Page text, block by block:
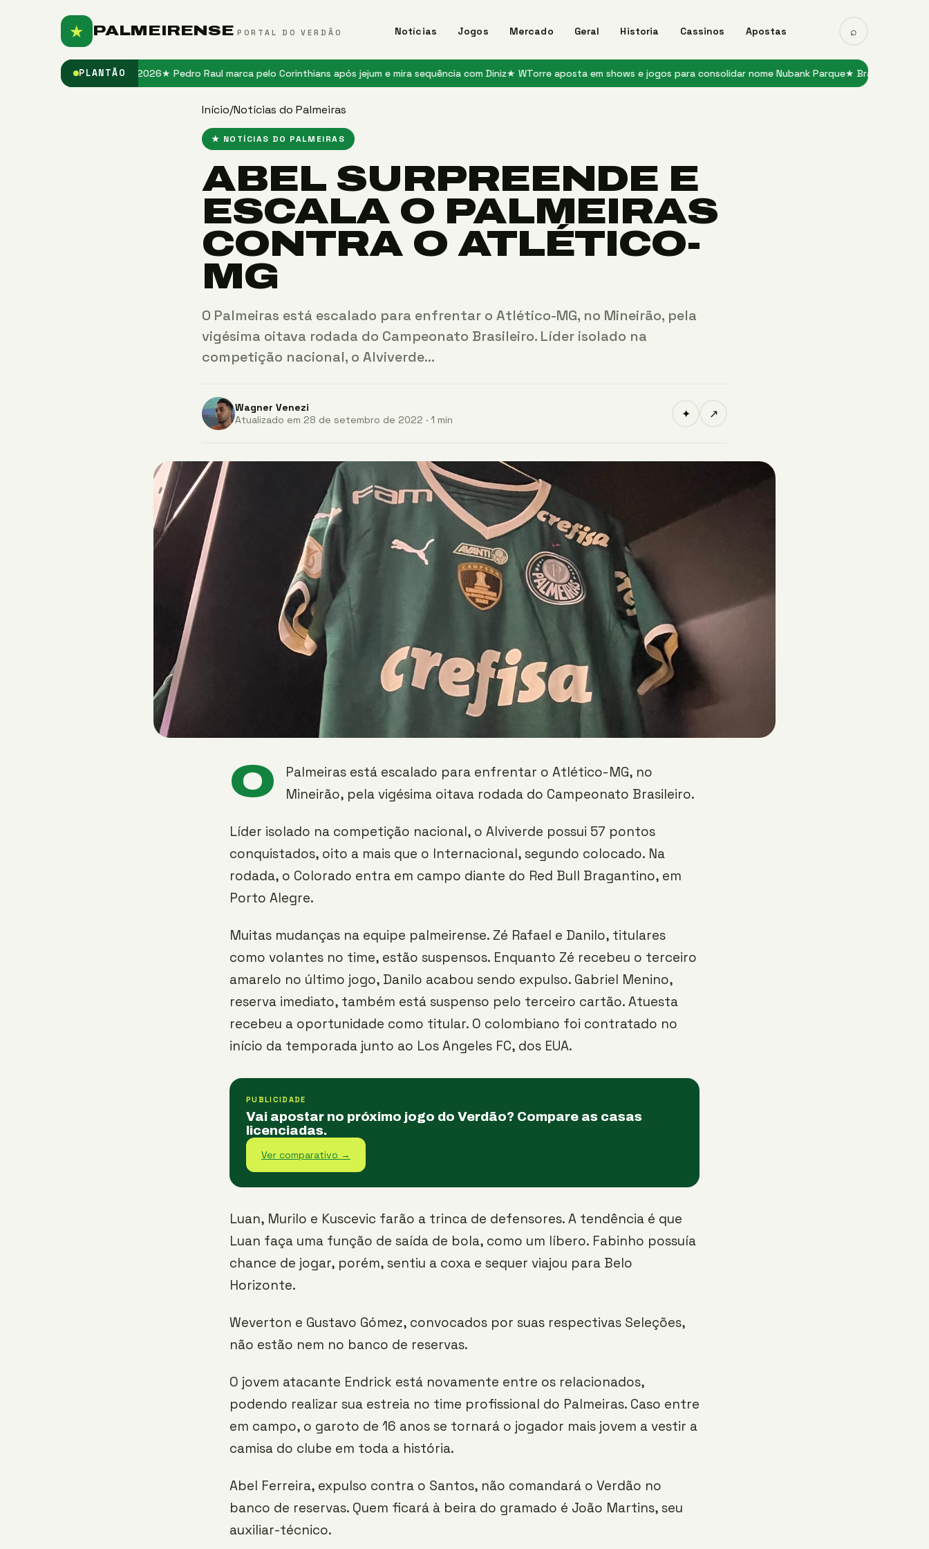
★ PALMEIRENSE PORTAL DO VERDÃO Notícias Jogos Mercado Geral Historia Cassinos Apostas ⌕
PLANTÃO
no Santos em 2026★ Pedro Raul marca pelo Corinthians após jejum e mira sequência com Diniz ★ WTorre aposta em shows e jogos para consolidar nome Nubank Parque★ Bragantino recebe
Início/Notícias do Palmeiras
★ NOTÍCIAS DO PALMEIRAS
ABEL SURPREENDE E
ESCALA O PALMEIRAS
CONTRA O ATLÉTICO-
MG
O Palmeiras está escalado para enfrentar o Atlético-MG, no Mineirão, pela
vigésima oitava rodada do Campeonato Brasileiro. Líder isolado na
competição nacional, o Alviverde…
Wagner Venezi
Atualizado em 28 de setembro de 2022 · 1 min
✦ ↗
O
Palmeiras está escalado para enfrentar o Atlético-MG, no
Mineirão, pela vigésima oitava rodada do Campeonato Brasileiro.
Líder isolado na competição nacional, o Alviverde possui 57 pontos
conquistados, oito a mais que o Internacional, segundo colocado. Na
rodada, o Colorado entra em campo diante do Red Bull Bragantino, em
Porto Alegre.
Muitas mudanças na equipe palmeirense. Zé Rafael e Danilo, titulares
como volantes no time, estão suspensos. Enquanto Zé recebeu o terceiro
amarelo no último jogo, Danilo acabou sendo expulso. Gabriel Menino,
reserva imediato, também está suspenso pelo terceiro cartão. Atuesta
recebeu a oportunidade como titular. O colombiano foi contratado no
início da temporada junto ao Los Angeles FC, dos EUA.
PUBLICIDADE
Vai apostar no próximo jogo do Verdão? Compare as casas
licenciadas.
Ver comparativo →
Luan, Murilo e Kuscevic farão a trinca de defensores. A tendência é que
Luan faça uma função de saída de bola, como um líbero. Fabinho possuía
chance de jogar, porém, sentiu a coxa e sequer viajou para Belo
Horizonte.
Weverton e Gustavo Gómez, convocados por suas respectivas Seleções,
não estão nem no banco de reservas.
O jovem atacante Endrick está novamente entre os relacionados,
podendo realizar sua estreia no time profissional do Palmeiras. Caso entre
em campo, o garoto de 16 anos se tornará o jogador mais jovem a vestir a
camisa do clube em toda a história.
Abel Ferreira, expulso contra o Santos, não comandará o Verdão no
banco de reservas. Quem ficará à beira do gramado é João Martins, seu
auxiliar-técnico.